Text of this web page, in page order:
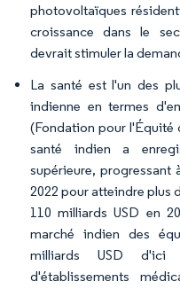
photovoltaïques
croissance dans le
devrait stimuler la
La santé est l'un des
indienne en termes
(Fondation pour l'Équité
santé indien a
supérieure,
2022 pour atteindre plus
110 milliards USD en
marché indien des
milliards USD d'ici
d'établissements